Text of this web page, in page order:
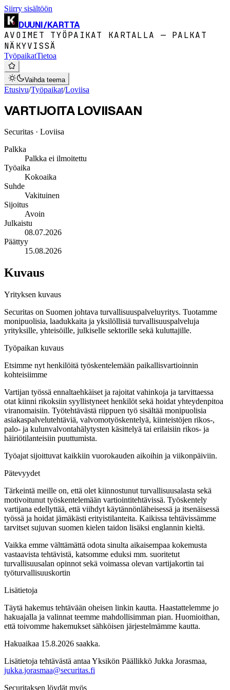
Siirry sisältöön
DUUNI/KARTTA
AVOIMET TYÖPAIKAT KARTALLA — PALKAT
NÄKYVISSÄ
TyöpaikatTietoa
Vaihda teema
Etusivu/Työpaikat/Loviisa
VARTIJOITA LOVIISAAN
Securitas · Loviisa
Palkka
Palkka ei ilmoitettu
Työaika
Kokoaika
Suhde
Vakituinen
Sijoitus
Avoin
Julkaistu
08.07.2026
Päättyy
15.08.2026
Kuvaus
Yrityksen kuvaus
Securitas on Suomen johtava turvallisuuspalveluyritys. Tuotamme
monipuolisia, laadukkaita ja yksilöllisiä turvallisuuspalveluja
yrityksille, yhteisöille, julkiselle sektorille sekä kuluttajille.
Työpaikan kuvaus
Etsimme nyt henkilöitä työskentelemään paikallisvartioinnin
kohteisiimme
Vartijan työssä ennaltaehkäiset ja rajoitat vahinkoja ja tarvittaessa
otat kiinni rikoksiin syyllistyneet henkilöt sekä hoidat yhteydenpitoa
viranomaisiin. Työtehtävästä riippuen työ sisältää monipuolisia
asiakaspalvelutehtäviä, valvomotyöskentelyä, kiinteistöjen rikos-,
palo- ja kulunvalvontahälytysten käsittelyä tai erilaisiin rikos- ja
häiriötilanteisiin puuttumista.
Työajat sijoittuvat kaikkiin vuorokauden aikoihin ja viikonpäiviin.
Pätevyydet
Tärkeintä meille on, että olet kiinnostunut turvallisuusalasta sekä
motivoitunut työskentelemään vartiointitehtävissä. Työskentely
vartijana edellyttää, että viihdyt käytännönläheisessä ja itsenäisessä
työssä ja hoidat jämäkästi erityistilanteita. Kaikissa tehtävissämme
tarvitset sujuvan suomen kielen taidon lisäksi englannin kieltä.
Vaikka emme välttämättä odota sinulta aikaisempaa kokemusta
vastaavista tehtävistä, katsomme eduksi mm. suoritetut
turvallisuusalan opinnot sekä voimassa olevan vartijakortin tai
työturvallisuuskortin
Lisätietoja
Täytä hakemus tehtävään oheisen linkin kautta. Haastattelemme jo
hakuajalla ja valinnat teemme mahdollisimman pian. Huomioithan,
että toivomme hakemukset sähköisen järjestelmämme kautta.
Hakuaikaa 15.8.2026 saakka.
Lisätietoja tehtävästä antaa Yksikön Päällikkö Jukka Jorasmaa,
jukka.jorasmaa@securitas.fi
Securitaksen löydät myös